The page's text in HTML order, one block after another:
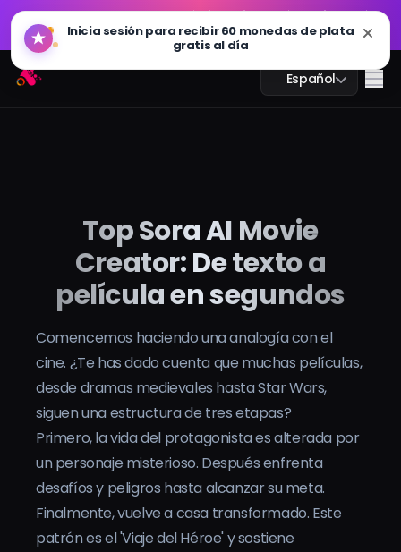
🔥GPT Imagen 2.0 ya está disponible: más rápido, más
inteligente y listo para 4K. Pruébalo ahora
Arting AI Español
Estudio IA
Imagen IA
Herramientas IA
Precios
Iniciar sesión
🔥GPT Imagen 2.0 ya está disponible: más rápido, más
inteligente y listo para 4K. Pruébalo ahora
Top Sora AI Movie
Creator: De texto a
película en segundos
Comencemos haciendo una analogía con el
cine. ¿Te has dado cuenta que muchas películas,
desde dramas medievales hasta Star Wars,
siguen una estructura de tres etapas?
Primero, la vida del protagonista es alterada por
un personaje misterioso. Después enfrenta
desafíos y peligros hasta alcanzar su meta.
Finalmente, vuelve a casa transformado. Este
patrón es el 'Viaje del Héroe' y sostiene
Inicia sesión para recibir 60 monedas de plata
gratis al día